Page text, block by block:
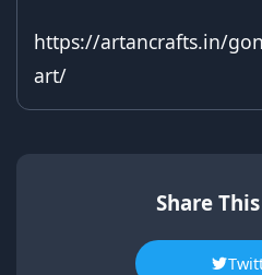
https://artancrafts.in/
art/
Share